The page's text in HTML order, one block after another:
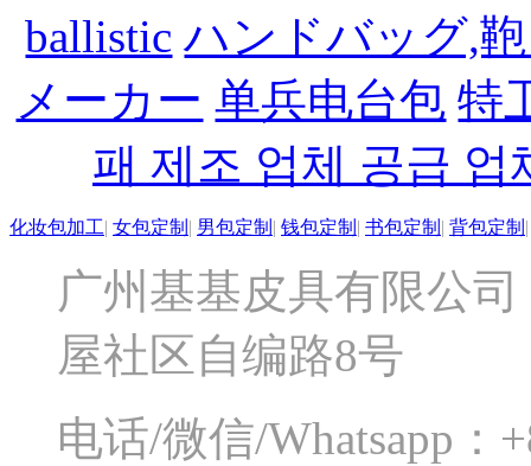
ballistic ハンドバッグ,
メーカー 单兵电台包 特
패 제조 업체 공급 업
化妆包加工| 女包定制 | 男包定制 | 钱包定制 | 书包定制 | 背包定制
广州基基皮具有限公
屋社区自编路8号
电话/微信/Whatsapp